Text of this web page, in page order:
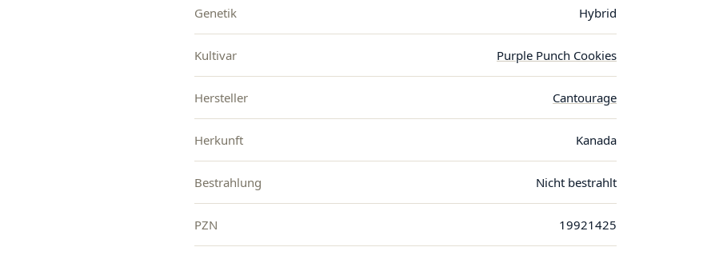
Genetik Hybrid
Kultivar Purple Punch Cookies
Hersteller Cantourage
Herkunft Kanada
Bestrahlung Nicht bestrahlt
PZN 19921425